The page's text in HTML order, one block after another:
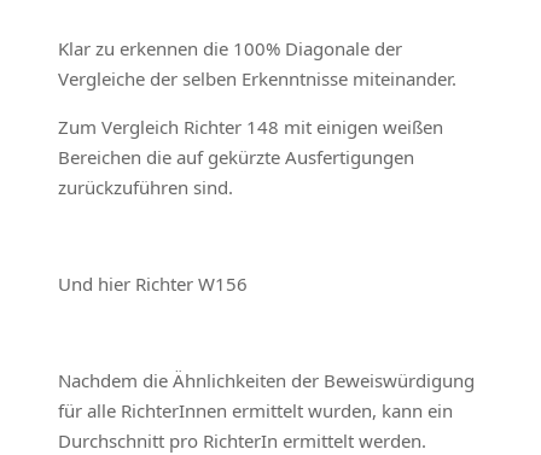
Klar zu erkennen die 100% Diagonale der
Vergleiche der selben Erkenntnisse miteinander.
Zum Vergleich Richter 148 mit einigen weißen
Bereichen die auf gekürzte Ausfertigungen
zurückzuführen sind.
Und hier Richter W156
Nachdem die Ähnlichkeiten der Beweiswürdigung
für alle RichterInnen ermittelt wurden, kann ein
Durchschnitt pro RichterIn ermittelt werden.